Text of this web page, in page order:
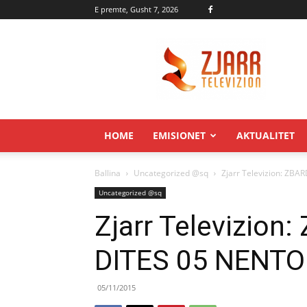
E premte, Gusht 7, 2026
HOME EMISIONET AKTUALITET
Ballina Uncategorized @sq Zjarr Televizion:
Uncategorized @sq
Zjarr Televizion:
DITES 05
05/11/2015